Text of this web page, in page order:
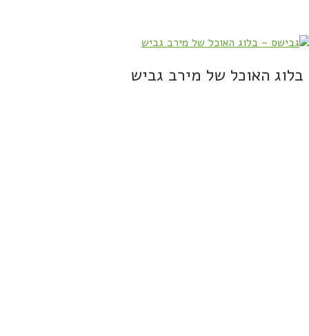
בלוג האוכל של מירב גביש